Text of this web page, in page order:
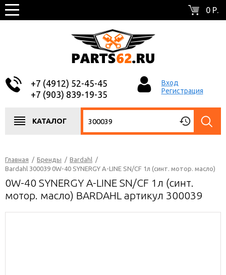
0 Р.
+7 (4912) 52-45-45
+7 (903) 839-19-35
Вход
Регистрация
КАТАЛОГ
Главная / Бренды / Bardahl /
Bardahl 300039 0W-40 SYNERGY A-LINE SN/CF 1л (синт. мотор. масло)
0W-40 SYNERGY A-LINE SN/CF 1л (синт.
мотор. масло) BARDAHL артикул 300039